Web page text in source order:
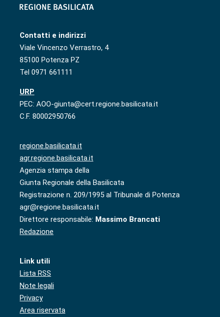
Contatti e indirizzi
Viale Vincenzo Verrastro, 4
85100 Potenza PZ
Tel 0971 661111
URP
PEC: AOO-giunta@cert.regione.basilicata.it
C.F. 80002950766
regione.basilicata.it
agr.regione.basilicata.it
Agenzia stampa della
Giunta Regionale della Basilicata
Registrazione n. 209/1995 al Tribunale di Potenza
agr@regione.basilicata.it
Direttore responsabile: Massimo Brancati
Redazione
Link utili
Lista RSS
Note legali
Privacy
Area riservata